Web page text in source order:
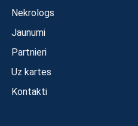
Nekrologs
Jaunumi
Partnieri
Uz kartes
Kontakti